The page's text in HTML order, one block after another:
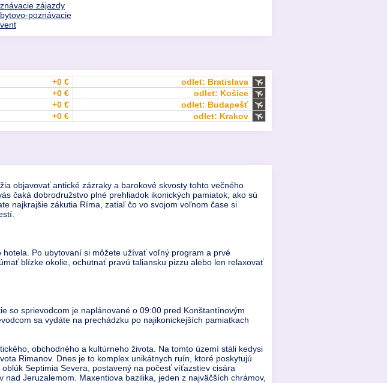
zájazdy
poznávacie
+0 €
odlet: Bratislava
+0 €
odlet: Košice
+0 €
odlet: Budapešť
+0 € odlet: Krakov
objavovať antické zázraky a barokové skvosty tohto večného
čaká dobrodružstvo plné prehliadok ikonických pamiatok, ako sú
najkrajšie zákutia Ríma, zatiaľ čo vo svojom voľnom čase si
Po ubytovaní si môžete užívať voľný program a prvé
blízke okolie, ochutnať pravú taliansku pizzu alebo len relaxovať
so sprievodcom je naplánované o 09:00 pred Konštantínovým
sa vydáte na prechádzku po najikonickejších pamiatkach
obchodného a kultúrneho života. Na tomto území stáli kedysi
Rimanov. Dnes je to komplex unikátnych ruín, ktoré poskytujú
Septimia Severa, postavený na počesť víťazstiev cisára
Jeruzalemom. Maxentiova bazilika, jeden z najväčších chrámov,